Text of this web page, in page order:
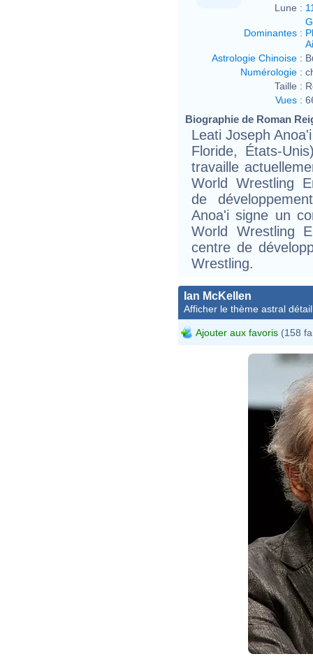
Lune :
Dominantes :
Astrologie Chinoise :
Numérologie :
Taille :
Vues :
Biographie de Roman
Leati Joseph
Floride, États-
travaille
World Wrestling
de
Anoa'i signe un
World Wrestling
centre de
Wrestling.
Ian McKellen
Afficher le thème astral
Ajouter aux favoris (158